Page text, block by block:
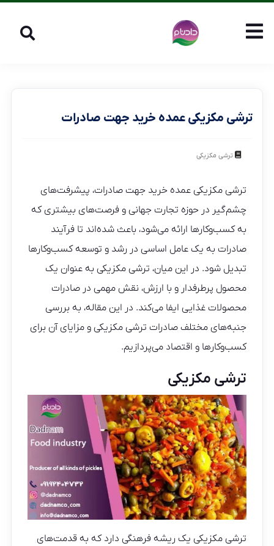
ترشی مکزیکی عمده خرید جهت صادرات
ترشی مکزیکی
ترشی مکزیکی عمده خرید جهت صادرات، پیشرفت‌های
چشم‌گیر در حوزه تجارت جهانی و فرصت‌های بیشتری که
به کسب‌وکارها ارائه می‌شود، باعث شده‌اند تا فرآیند
صادرات به یک عامل اساسی در رشد و توسعه کسب‌وکارها
تبدیل شود. در این میان، ترشی مکزیکی به عنوان یک
محصول پرطرفدار و با ارزش، نقش مهمی در صادرات
محصولات غذایی ایفا می‌کند. در این مقاله، به بررسی
جنبه‌های مختلف صادرات ترشی مکزیکی و مزایای آن برای
کسب‌وکارها و اقتصاد می‌پردازیم.
ترشی مکزیکی
ترشی مکزیکی یک ریشه فرهنگی دارد که به قدمت‌های